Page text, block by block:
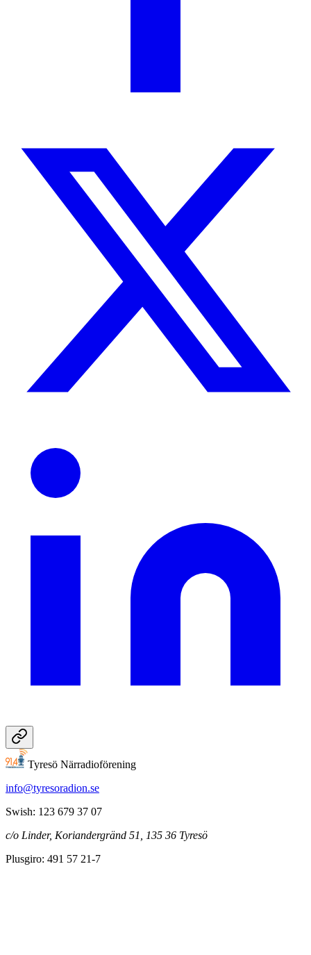
Tyresö Närradioförening
info@tyresoradion.se
Swish: 123 679 37 07
c/o Linder, Koriandergränd 51, 135 36 Tyresö
Plusgiro: 491 57 21-7